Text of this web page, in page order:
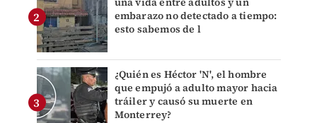
embarazo no detectado a tiempo:
esto sabemos de l
¿Quién es Héctor 'N', el hombre
que empujó a adulto mayor hacia
tráiler y causó su muerte en
Monterrey?